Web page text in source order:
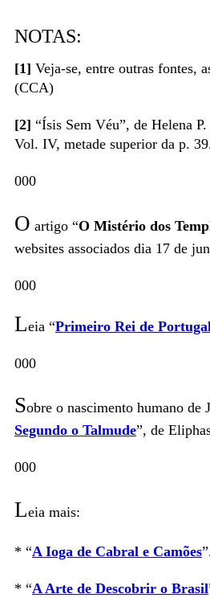
NOTAS:
[1] Veja-se, entre outras fontes,
(CCA)
[2] “Ísis Sem Véu”, de Helena
Vol. IV, metade superior da p.
000
O artigo “O Mistério dos
websites associados dia 17 de
000
Leia “Primeiro Rei de
000
Sobre o nascimento humano de
Segundo o Talmude”, de
000
Leia mais:
* “A Ioga de Cabral e Camões
* “A Arte de Descobrir o Brasil